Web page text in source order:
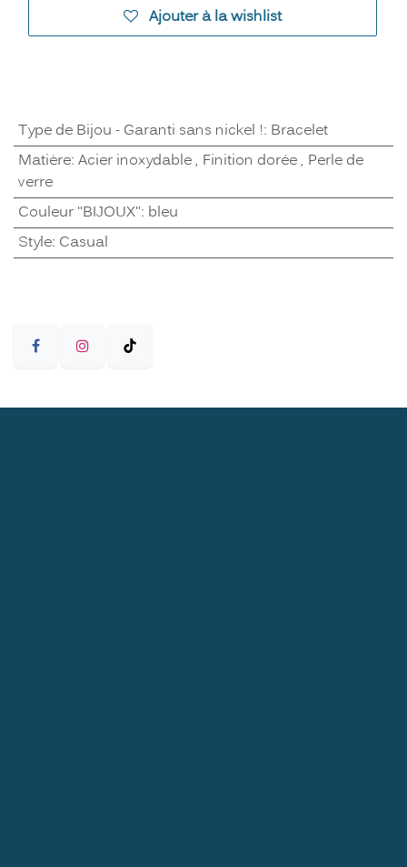
Ajouter à la wishlist
Type de Bijou - Garanti sans nickel !: Bracelet
Matière: Acier inoxydable, Finition dorée, Perle de
verre
Couleur "BIJOUX": bleu
Style: Casual